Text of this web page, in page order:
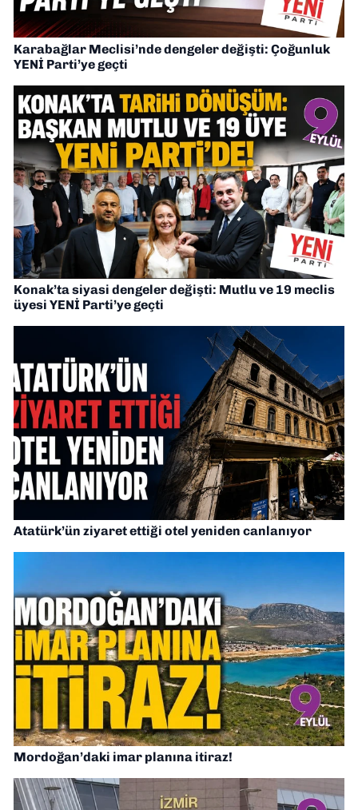
Karabağlar Meclisi’nde dengeler değişti: Çoğunluk
YENİ Parti’ye geçti
Konak’ta siyasi dengeler değişti: Mutlu ve 19 meclis
üyesi YENİ Parti’ye geçti
Atatürk’ün ziyaret ettiği otel yeniden canlanıyor
Mordoğan’daki imar planına itiraz!